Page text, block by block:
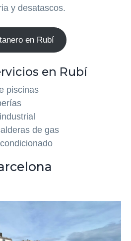
y desatascos.
en Rubí
en Rubí
piscinas
de gas